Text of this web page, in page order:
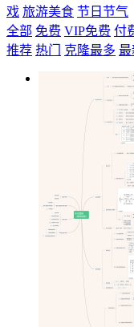
戏 旅游美食 节日节气
全部 免费 VIP免费 付
推荐 热门 克隆最多 最